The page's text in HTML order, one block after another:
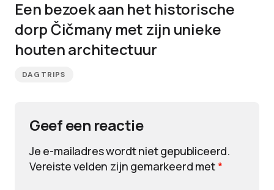
Een bezoek aan het historische
dorp Čičmany met zijn unieke
houten architectuur
DAGTRIPS
Geef een reactie
Je e-mailadres wordt niet gepubliceerd.
Vereiste velden zijn gemarkeerd met*